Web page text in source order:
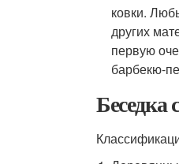
ковки.
других
первую
барбекю-
Беседка